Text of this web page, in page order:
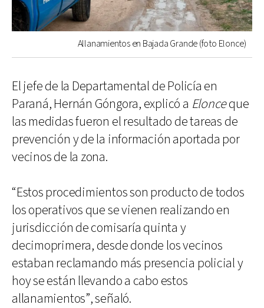
Allanamientos en Bajada Grande (foto Elonce)
El jefe de la Departamental de Policía en
Paraná, Hernán Góngora, explicó a Elonceque
las medidas fueron el resultado de tareas de
prevención y de la información aportada por
vecinos de la zona.
“Estos procedimientos son producto de todos
los operativos que se vienen realizando en
jurisdicción de comisaría quinta y
decimoprimera, desde donde los vecinos
estaban reclamando más presencia policial y
hoy se están llevando a cabo estos
allanamientos”, señaló.